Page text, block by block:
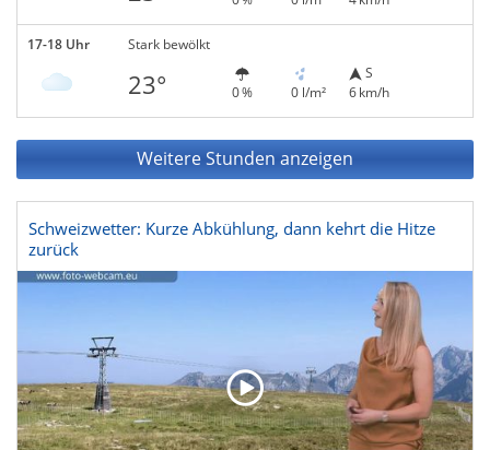
17-18 Uhr Stark bewölkt
23° 0 % 0 l/m²
S
6 km/h
Weitere Stunden anzeigen
Schweizwetter: Kurze Abkühlung, dann kehrt die Hitze
zurück